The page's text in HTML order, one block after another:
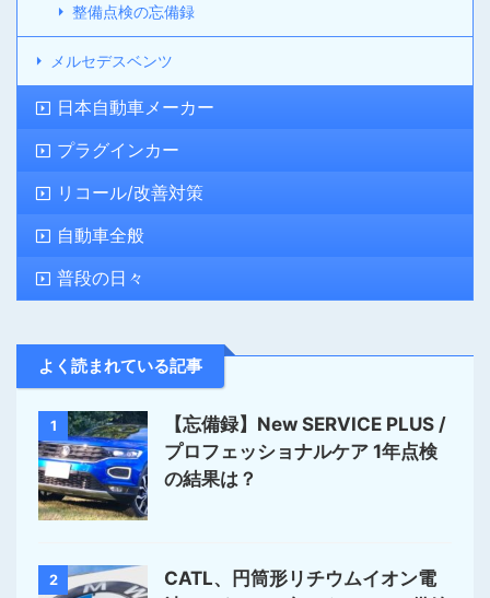
整備点検の忘備録
メルセデスベンツ
日本自動車メーカー
プラグインカー
リコール/改善対策
自動車全般
普段の日々
よく読まれている記事
1
【忘備録】New SERVICE PLUS /
プロフェッショナルケア 1年点検
の結果は？
2
CATL、円筒形リチウムイオン電